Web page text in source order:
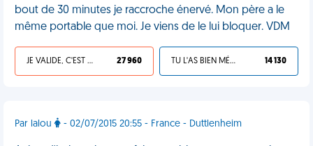
bout de 30 minutes je raccroche énervé. Mon père a le
même portable que moi. Je viens de le lui bloquer. VDM
JE VALIDE, C'EST UNE VDM 27 960 TU L'AS BIEN MÉRITÉ 14 130
Par lalou - 02/07/2015 20:55 - France - Duttlenheim